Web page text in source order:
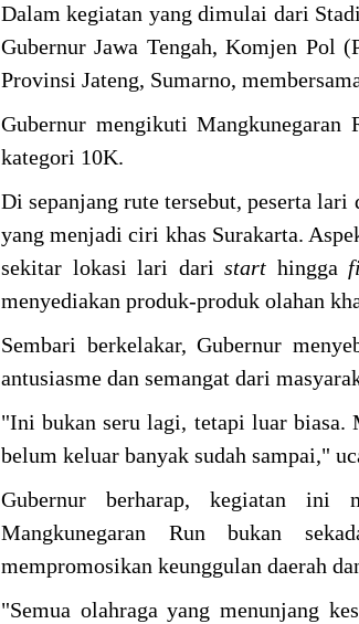
Dalam kegiatan yang dimulai dari
Gubernur Jawa Tengah, Komjen Pol
Provinsi Jateng, Sumarno,
Gubernur mengikuti Mangkunegaran
kategori 10K.
Di sepanjang rute tersebut, peserta lari
yang menjadi ciri khas Surakarta.
sekitar lokasi lari daristart hingga
menyediakan produk-produk olahan
Sembari berkelakar, Gubernur
antusiasme dan semangat dari
"Ini bukan seru lagi, tetapi luar biasa.
belum keluar banyak sudah sampai,"
Gubernur berharap, kegiatan ini
Mangkunegaran Run bukan
mempromosikan keunggulan daerah
"Semua olahraga yang menunjang